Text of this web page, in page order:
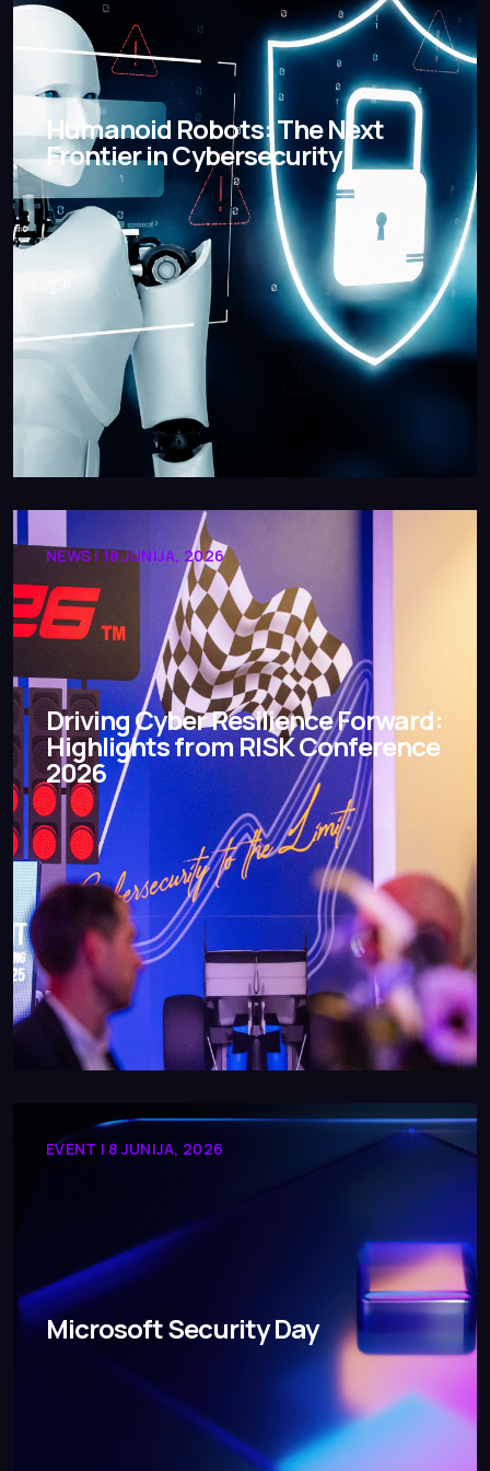
Humanoid Robots: The Next
Frontier in Cybersecurity
NEWS | 18 JUNIJA, 2026
Driving Cyber Resilience Forward:
Highlights from RISK Conference
2026
EVENT | 8 JUNIJA, 2026
Microsoft Security Day